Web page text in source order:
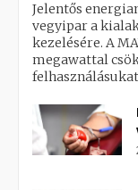
Jelentős
vegyipar a
kezelésére. A
megawattal